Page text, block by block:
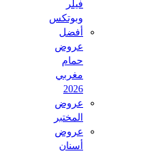
وبوتكس
أفضل
عروض
حمام
مغربي
عروض
المختبر
عروض
أسنان